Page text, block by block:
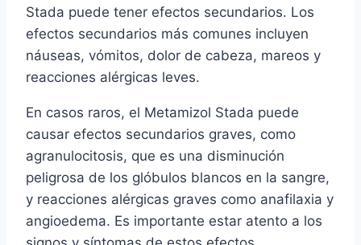
Stada puede tener efectos secundarios. Los
efectos secundarios más comunes incluyen
náuseas, vómitos, dolor de cabeza, mareos y
reacciones alérgicas leves.
En casos raros, el Metamizol Stada puede
causar efectos secundarios graves, como
agranulocitosis, que es una disminución
peligrosa de los glóbulos blancos en la sangre,
y reacciones alérgicas graves como anafilaxia y
angioedema. Es importante estar atento a los